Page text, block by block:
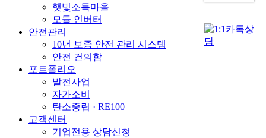
햇빛소득마을
모듈 인버터
안전관리
10년 보증 안전 관리 시스템
안전 건의함
포트폴리오
발전사업
자가소비
탄소중립 · RE100
고객센터
기업전용 상담신청